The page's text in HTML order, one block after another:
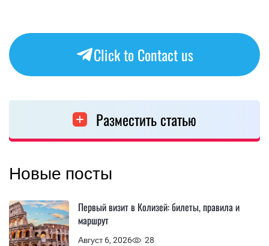
Click to Contact us
Разместить статью
Новые посты
Август 6, 2026 28
Первый визит в Колизей: билеты, правила и
маршрут